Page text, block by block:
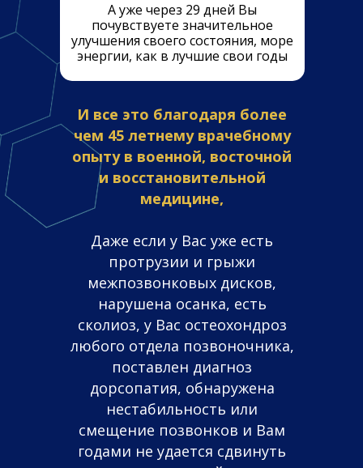
И все это благодаря более
чем 45 летнему врачебному
опыту в военной, восточной
и восстановительной
медицине,
Даже если у Вас уже есть
протрузии и грыжи
межпозвонковых дисков,
нарушена осанка, есть
сколиоз, у Вас остеохондроз
любого отдела позвоночника,
поставлен диагноз
дорсопатия, обнаружена
нестабильность или
смещение позвонков и Вам
годами не удается сдвинуть
А уже через 29 дней Вы
почувствуете значительное
улучшения своего состояния, море
энергии, как в лучшие свои годы